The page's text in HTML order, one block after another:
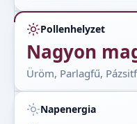
Pollenhelyzet
Nagyon
Üröm, Parlagfű,
Napenergia